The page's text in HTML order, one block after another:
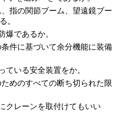
指の関節ブーム、望遠鏡ブー
。
爆であるか。
件に基づいて余分機能に装備
ている安全装置をか。
めのすべての断ち切られた限
クレーンを取付けてもいい